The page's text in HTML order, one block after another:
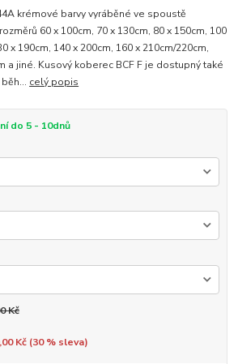
krémové barvy vyráběné ve spoustě
60 x 100cm, 70 x 130cm, 80 x 150cm, 100
x 190cm, 140 x 200cm, 160 x 210cm/220cm,
a jiné. Kusový koberec BCF F je dostupný také
celý popis
do 5 - 10dnů
Kč
Kč (30% sleva)